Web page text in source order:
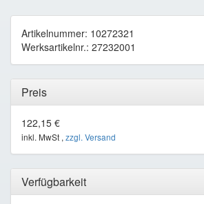
Artikelnummer: 10272321
Werksartikelnr.: 27232001
Preis
122,15 €
inkl. MwSt , zzgl. Versand
Verfügbarkeit